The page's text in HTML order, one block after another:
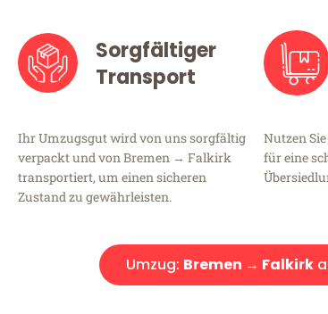
Sorgfältiger
Transport
Ihr Umzugsgut wird von uns sorgfältig
verpackt und von Bremen → Falkirk
transportiert, um einen sicheren
Zustand zu gewährleisten.
Nutzen
für eine
Umzug: Bremen → Falkirk